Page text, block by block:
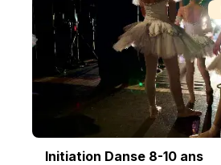
Initiation Danse 8-10 ans